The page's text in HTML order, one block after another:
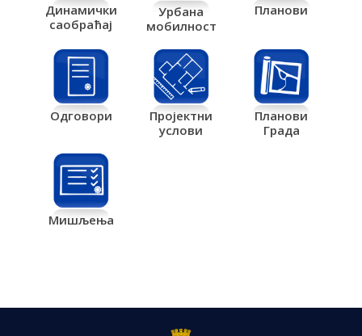
Динамички
саобраћај
Урбана
мобилност
Планови
Одговори
Пројектни
услови
Планови
Града
Мишљења